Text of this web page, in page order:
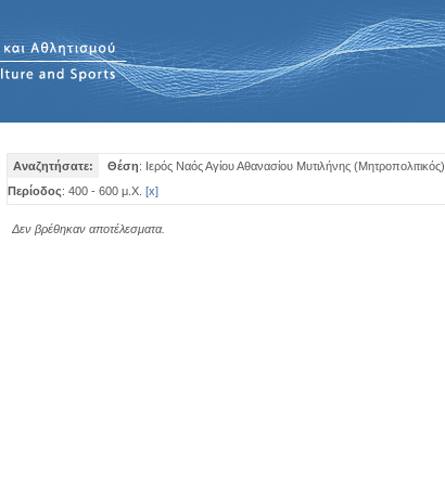
Αναζητήσατε: Θέση: Ιερός Ναός Αγίου Αθανασίου Μυτιλήνης (Μητροπολιτικός)
Περίοδος: 400 - 600 μ.Χ. [x]
Δεν βρέθηκαν αποτέλεσματα.